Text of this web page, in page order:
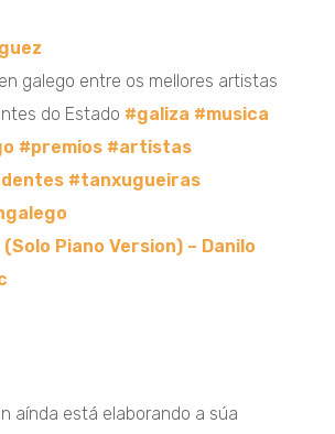
galego entre os mellores artistas
do Estado #galiza #musica
#premios #artistas
#tanxugueiras
Piano Version) – Danilo
aínda está elaborando a súa